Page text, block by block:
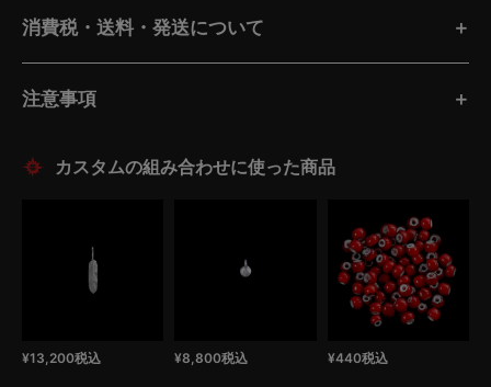
消費税・送料・発送について
注意事項
¥13,200税込 ¥8,800税込 ¥440税込